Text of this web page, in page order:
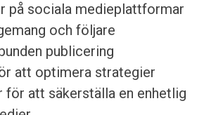
på sociala medieplattformar
och följare
publicering
att optimera strategier
för att säkerställa en enhetlig